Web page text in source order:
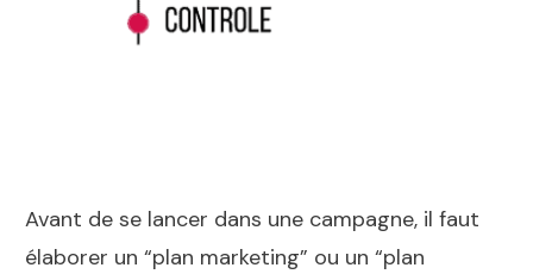
Avant de se lancer dans une campagne, il faut
élaborer un “plan marketing” ou un “plan